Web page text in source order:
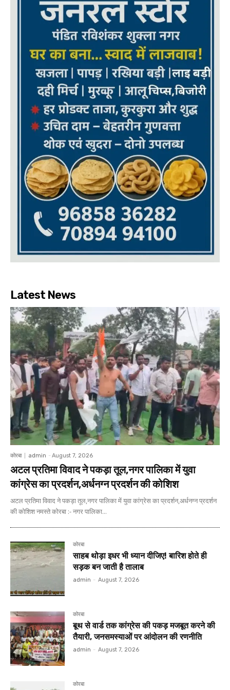
Latest News
कोरबा admin - August 7, 2026
अटल प्रतिमा विवाद ने पकड़ा तूल,नगर पालिका में युवा
कांग्रेस का प्रदर्शन,अर्धनग्न प्रदर्शन की कोशिश
अटल प्रतिमा विवाद ने पकड़ा तूल,नगर पालिका में युवा कांग्रेस का प्रदर्शन,अर्धनग्न प्रदर्शन
की कोशिश नमस्ते कोरबा :- नगर पालिका...
कोरबा
साहब थोड़ा इधर भी ध्यान दीजिए! बारिश होते ही
सड़क बन जाती है तालाब
admin - August 7, 2026
कोरबा
बूथ से वार्ड तक कांग्रेस की पकड़ मजबूत करने की
तैयारी, जनसमस्याओं पर आंदोलन की रणनीति
admin - August 7, 2026
कोरबा